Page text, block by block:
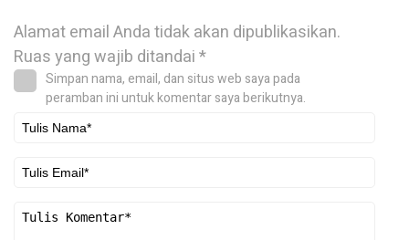
Alamat email Anda tidak akan dipublikasikan.
Ruas yang wajib ditandai*
Simpan nama, email, dan situs web saya pada
peramban ini untuk komentar saya berikutnya.